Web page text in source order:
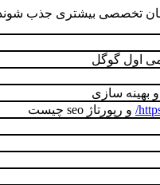
تخصصی بیشتری جذب
اول گوگل
بهینه سازی
و رپورتاژ seo چيست